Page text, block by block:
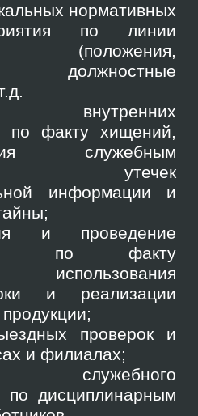
нормативных
по линии
(положения,
должностные
внутренних
по факту хищений,
служебным
утечек
информации и
и проведение
по факту
использования
и реализации
проверок и
и филиалах;
служебного
по дисциплинарным